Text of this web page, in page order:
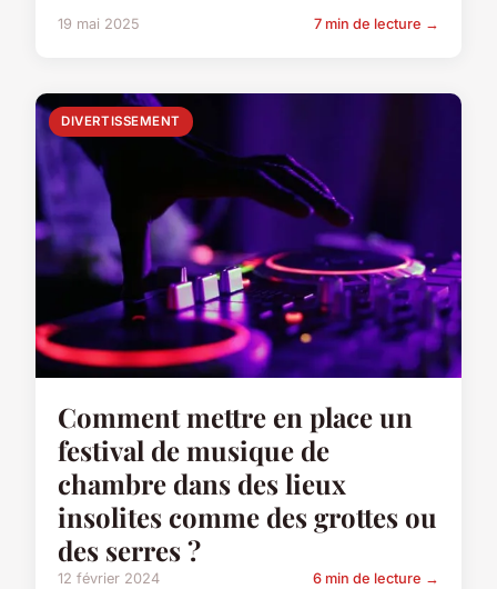
19 mai 2025 7 min de lecture →
DIVERTISSEMENT
Comment mettre en place un
festival de musique de
chambre dans des lieux
insolites comme des grottes ou
des serres ?
12 février 2024 6 min de lecture →